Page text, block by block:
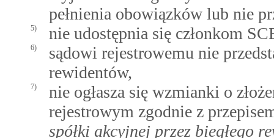
pełnienia obowiązków lub nie
5) nie udostępnia się członkom
6)
sądowi rejestrowemu nie
rewidentów,
7)
nie ogłasza się wzmianki o
rejestrowym zgodnie z
spółki akcyjnej przez biegłego